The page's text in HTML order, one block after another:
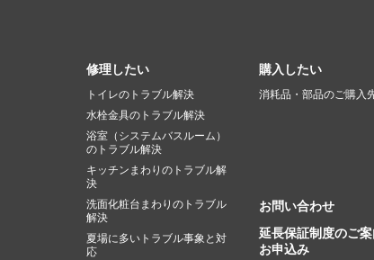
修理したい
トイレのトラブル解決
水栓金具のトラブル解決
浴室（システムバスルーム）
のトラブル解決
キッチンまわりのトラブル解
決
洗面化粧台まわりのトラブル
解決
夏場に多いトラブル事象と対
応
購入したい
消耗品・部品のご購入
お問い合わせ
延長保証制度のご
お申込み